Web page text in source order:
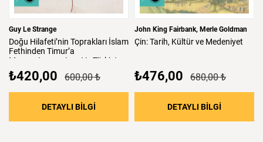
Guy Le Strange
Doğu Hilafeti’nin Toprakları İslam
Fethinden Timur’a
Mezopotamya,
Iran Ve Türkistan
₺420,00 600,00 ₺
DETAYLI BİLGİ : Doğu Hilafeti’nin Toprakları İslam
John King Fairbank Merle Goldman
Çin:Tarih, Kültürve Medeniyet
₺476,00 680,00 ₺
DETAYLI BİLGİ